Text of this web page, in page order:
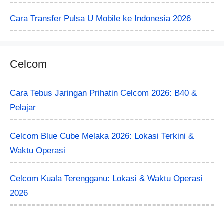
Cara Transfer Pulsa U Mobile ke Indonesia 2026
Celcom
Cara Tebus Jaringan Prihatin Celcom 2026: B40 &
Pelajar
Celcom Blue Cube Melaka 2026: Lokasi Terkini &
Waktu Operasi
Celcom Kuala Terengganu: Lokasi & Waktu Operasi
2026